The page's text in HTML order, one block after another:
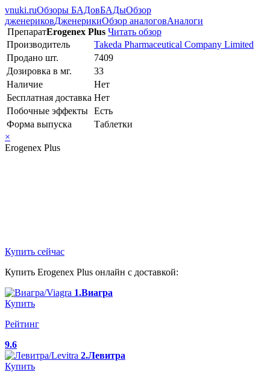
vnuki.ruОбзоры БАДовБАДыОбзор
дженериковДженерикиОбзор аналоговАналоги
ПрепаратErogenex Plus Читать обзор
Производитель
Takeda Pharmaceutical Company Limited
Продано шт.
7409
Дозировка в мг.
33
Наличие
Нет
Бесплатная доставка Нет
Побочные эффекты Есть
Форма выпуска
Таблетки
×
Erogenex Plus
Купить сейчас
Купить Erogenex Plus онлайн с доставкой:
1.Виагра
Купить
Рейтинг
9.6
2.Левитра
Купить